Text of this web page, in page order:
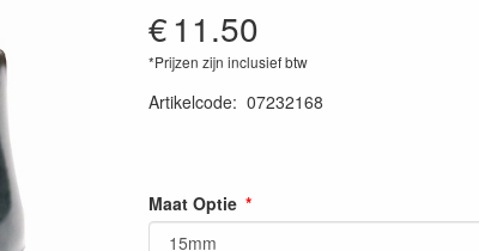
€11.50
*Prijzen zijn inclusief btw
Artikelcode: 07232168
Maat Optie